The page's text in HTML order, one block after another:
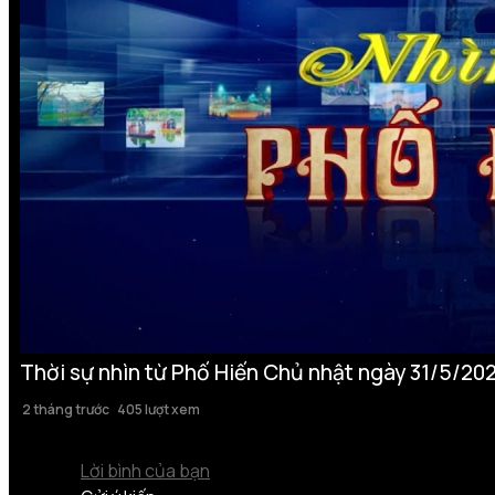
Thời sự nhìn từ Phố Hiến Chủ nhật ngày 31/5/
2 tháng trước 405 lượt xem
Lời bình của bạn